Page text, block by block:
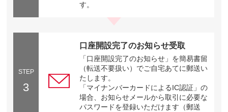
す。
STEP
3
口座開設完了のお知らせ受取
「口座開設完了のお知らせ」を簡易書留
（転送不要扱い）でご自宅あてに郵送い
たします。
「マイナンバーカードによるIC認証」の
場合、お知らせメールから取引に必要な
パスワードを登録いただけます（郵送